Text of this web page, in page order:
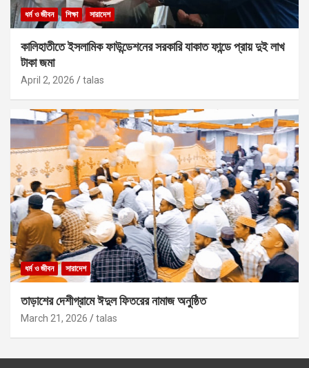
ধর্ম ও জীবন শিক্ষা সারাদেশ
কালিহাতীতে ইসলামিক ফাউন্ডেশনের সরকারি যাকাত ফান্ডে প্রায় দুই লাখ
টাকা জমা
April 2, 2026 talas
ধর্ম ও জীবন সারাদেশ
তাড়াশের দেশীগ্রামে ঈদুল ফিতরের নামাজ অনুষ্ঠিত
March 21, 2026 talas